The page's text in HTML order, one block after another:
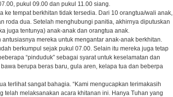
pukul 09.00 dan pukul 11.00 siang.
ke tempat berkhitan tidak tersedia. Dari 10 orangtua/wali anak,
roda dua. Setelah menghubungi panitia, akhirnya diputuskan
juga tentunya) anak-anak dan orangtua anak.
mereka untuk mengantar anak-anak berkhitan.
berkumpul sejak pukul 07.00. Selain itu mereka juga tetap
“pinduduk” sebagai syarat untuk keselamatan dan
berupa beras baru, gula aren, kelapa tua dan beberpa
terlihat sangat bahagia. “Kami mengucapkan terimakasih
telah melaksanakan acara khitanan ini. Hanya Tuhan yang